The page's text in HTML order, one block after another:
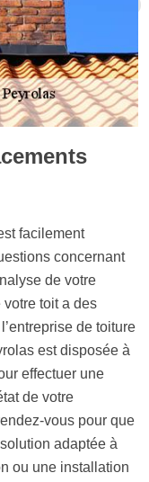
facilement
concernant
de votre
toit a des
de toiture
est disposée à
effectuer une
de votre
vous pour que
adaptée à
ou une installation